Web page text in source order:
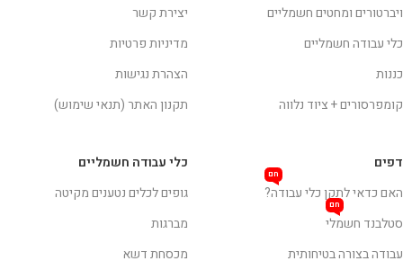
יצירת קשר
מדיניות פרטיות
הצהרת נגישות
תקנון האתר (תנאי שימוש)
ויברטורים ומחטים חשמליים
כלי עבודה חשמליים
כננות
קומפרסורים + ציוד נלווה
כלי עבודה חשמליים
גופים לכלים נטענים מקיטה
מברגות
מכסחת דשא
דפים
האם כדאי לתקן כלי עבודה?
חם
סטלבנד חשמלי
חם
עבודה בצורה בטיחותית